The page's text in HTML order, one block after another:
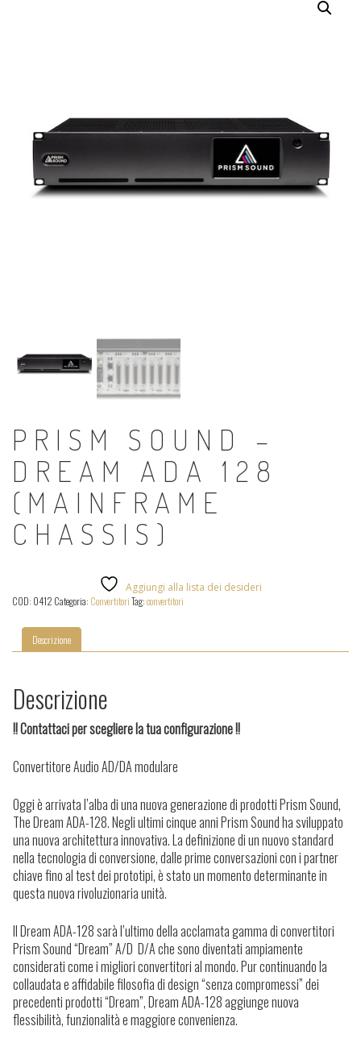
PRISM SOUND –
DREAM ADA 128
(MAINFRAME
CHASSIS)
Aggiungi alla lista dei desideri
COD: 0412 Categoria: ConvertitoriTag:convertitori
Descrizione
Descrizione
!! Contattaci per scegliere la tua configurazione !!
Convertitore Audio AD/DA modulare
Oggi è arrivata l’alba di una nuova generazione di prodotti Prism Sound,
The Dream ADA-128.Negli ultimi cinque anni Prism Sound ha sviluppato
una nuova architettura innovativa. La definizione di un nuovo standard
nella tecnologia di conversione, dalle prime conversazioni con i partner
chiave fino al test dei prototipi, è stato un momento determinante in
questa nuova rivoluzionaria unità.
Il Dream ADA-128 sarà l’ultimo della acclamata gamma di convertitori
Prism Sound “Dream” A/D D/A che sono diventati ampiamente
considerati come i migliori convertitori al mondo.Pur continuando la
collaudata e affidabile filosofia di design “senza compromessi” dei
precedenti prodotti “Dream”, Dream ADA-128 aggiunge nuova
flessibilità, funzionalità e maggiore convenienza.